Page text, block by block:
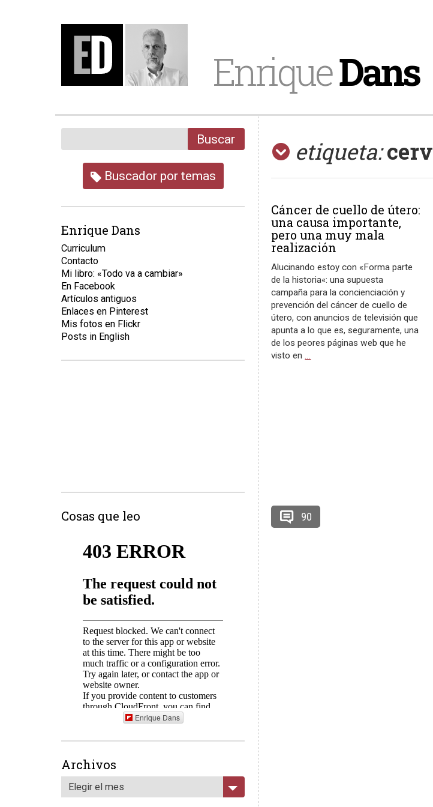
EnriqueDans
etiqueta:
Cáncer de cuello de útero:
una causa importante,
pero una muy mala
realización
Alucinando estoy con «Forma parte
de la historia«: una supuesta
campaña para la concienciación y
prevención del cáncer de cuello de
útero, con anuncios de televisión que
apunta a lo que es, seguramente, una
de los peores páginas web que he
visto en…
90
Buscar
Buscador por temas
Enrique Dans
Curriculum
Contacto
Mi libro: «Todo va a cambiar»
En Facebook
Artículos antiguos
Enlaces en Pinterest
Mis fotos en Flickr
Posts in English
Cosas que leo
Enrique Dans
Archivos
Elegir el mes